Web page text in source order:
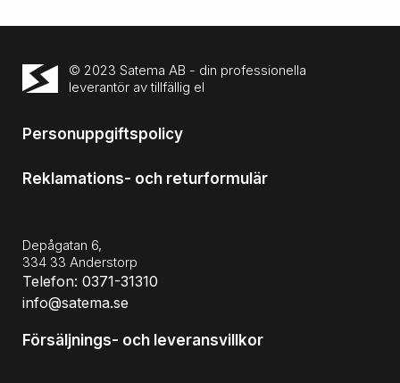
© 2023 Satema AB - din professionella
leverantör av tillfällig el
Personuppgiftspolicy
Reklamations- och returformulär
Depågatan 6,
334 33 Anderstorp
Telefon: 0371-31310
info@satema.se
Försäljnings- och leveransvillkor